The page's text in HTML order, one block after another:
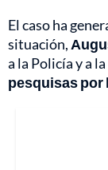
El caso ha
situación,
a la Policía y a
pesquisas por